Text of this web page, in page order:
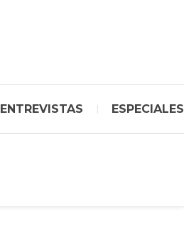
ENTREVISTAS ESPECIALES